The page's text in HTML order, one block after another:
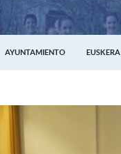
AYUNTAMIENTO EUSKERA